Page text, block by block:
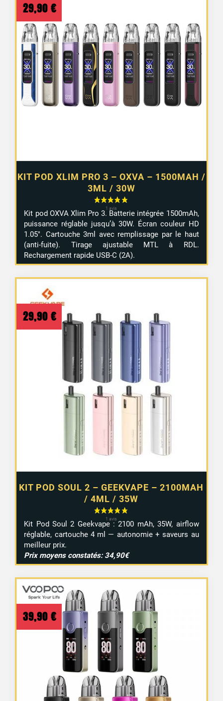
KIT POD XLIM PRO 3 – OXVA – 1500MAH /
3ML / 30W
29,90 €
Kit pod OXVA Xlim Pro 3. Batterie intégrée 1500mAh,
puissance réglable jusqu’à 30W. Écran couleur HD
1.05″. Cartouche 3ml avec remplissage par le haut
(anti-fuite). Tirage ajustable MTL à RDL.
Rechargement rapide USB-C (2A).
KIT POD SOUL 2 – GEEKVAPE – 2100MAH
/ 4ML / 35W
29,90 €
Kit Pod Soul 2 Geekvape : 2100 mAh, 35W, airflow
réglable, cartouche 4 ml — autonomie + saveurs au
meilleur prix.
Prix moyens constatés: 34,90€
39,90 €